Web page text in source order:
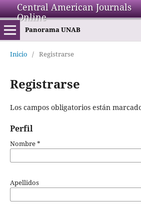
Central American Journals
Online
Panorama UNAB
Inicio / Registrarse
Registrarse
Los campos obligatorios están
Perfil
Nombre*
Apellidos